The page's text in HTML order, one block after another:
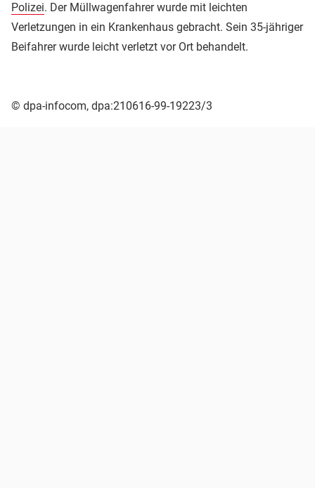
Polizei. Der Müllwagenfahrer wurde mit leichten
Verletzungen in ein Krankenhaus gebracht. Sein 35-jähriger
Beifahrer wurde leicht verletzt vor Ort behandelt.
© dpa-infocom, dpa:210616-99-19223/3